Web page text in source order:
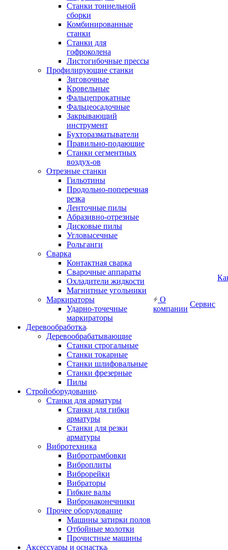
Станки тоннельной
сборки
Комбинированные
станки
Станки для
гофроколена
Листогибочные прессы
Профилирующие станки
Зиговочные
Кровельные
Фальцепрокатные
Фальцеосадочные
Закрывающий
инструмент
Бухторазматыватели
Правильно-подающие
Станки сегментных
воздух-ов
Отрезные станки
Гильотины
Продольно-поперечная
резка
Ленточные пилы
Абразивно-отрезные
Дисковые пилы
Угловысечные
Рольганги
Сварка
Контактная сварка
Сварочные аппараты
Охладители жидкости
Магнитные угольники
Маркираторы
Ударно-точечные
маркираторы
Деревообработка
Деревообрабатывающие
Станки строгальные
Станки токарные
Станки шлифовальные
Станки фрезерные
Пилы
Стройоборудование
Станки для арматуры
Станки для гибки
арматуры
Станки для резки
арматуры
Вибротехника
Вибротрамбовки
Виброплиты
Виброрейки
Вибраторы
Гибкие валы
Вибронаконечники
Прочее оборудование
Машины затирки полов
Отбойные молотки
Прочистные машины
Аксeccyapы и оснастка
О
компании
Сервис